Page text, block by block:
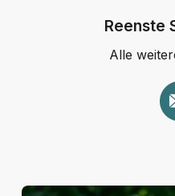
Reenste
Alle